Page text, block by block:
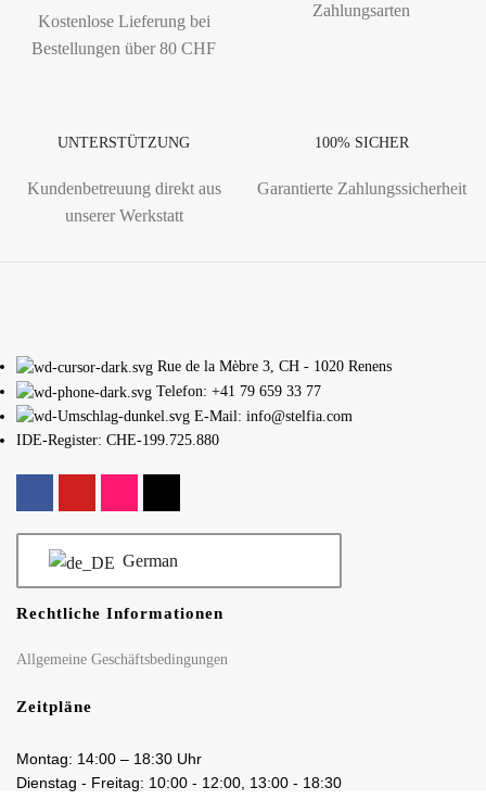
Kostenlose Lieferung bei
Bestellungen über 80 CHF
Zahlungsarten
UNTERSTÜTZUNG
Kundenbetreuung direkt aus
unserer Werkstatt
100% SICHER
Garantierte Zahlungssicherheit
Rue de la Mèbre 3, CH - 1020 Renens
Telefon: +41 79 659 33 77
E-Mail: info@stelfia.com
IDE-Register: CHE-199.725.880
German
Rechtliche Informationen
Allgemeine Geschäftsbedingungen
Zeitpläne
Montag: 14:00 – 18:30 Uhr
Dienstag - Freitag: 10:00 - 12:00, 13:00 - 18:30